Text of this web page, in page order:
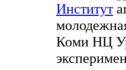
Институт
Коми НЦ